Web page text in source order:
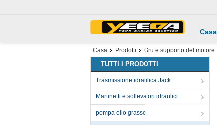
Casa
Casa Prodotti Gru e supporto del motore
TUTTI I PRODOTTI
Trasmissione idraulica Jack
Martinetti e sollevatori idraulici
pompa olio grasso